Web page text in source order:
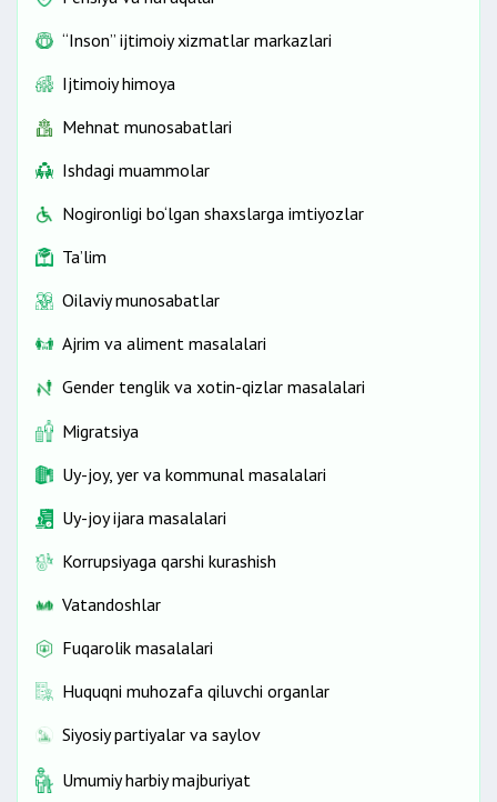
“Inson” ijtimoiy xizmatlar markazlari
Ijtimoiy himoya
Mehnat munosabatlari
Ishdagi muammolar
Nogironligi bo‘lgan shaxslarga imtiyozlar
Ta’lim
Oilaviy munosabatlar
Ajrim va aliment masalalari
Gender tenglik va xotin-qizlar masalalari
Migratsiya
Uy-joy, yer va kommunal masalalari
Uy-joy ijara masalalari
Korrupsiyaga qarshi kurashish
Vatandoshlar
Fuqarolik masalalari
Huquqni muhozafa qiluvchi organlar
Siyosiy partiyalar va saylov
Umumiy harbiy majburiyat